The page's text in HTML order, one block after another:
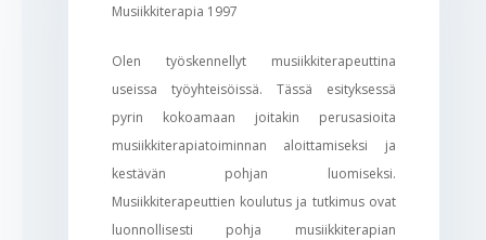
Musiikkiterapia 1997
Olen työskennellyt musiikkiterapeuttina
useissa työyhteisöissä. Tässä esityksessä
pyrin kokoamaan joitakin perusasioita
musiikkiterapiatoiminnan aloittamiseksi ja
kestävän pohjan luomiseksi.
Musiikkiterapeuttien koulutus ja tutkimus ovat
luonnollisesti pohja musiikkiterapian